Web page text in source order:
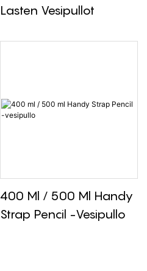
Lasten Vesipullot
400 Ml / 500 Ml Handy
Strap Pencil -vesipullo